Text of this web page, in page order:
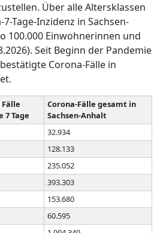
Über alle Altersklassen
Tage-Inzidenz in Sachsen-
100.000 Einwohnerinnen und
Seit Beginn der Pandemie
Corona-Fälle in
7 Tage
Corona-Fälle gesamt in
Sachsen-Anhalt
32.934
128.133
235.052
393.303
153.680
60.595